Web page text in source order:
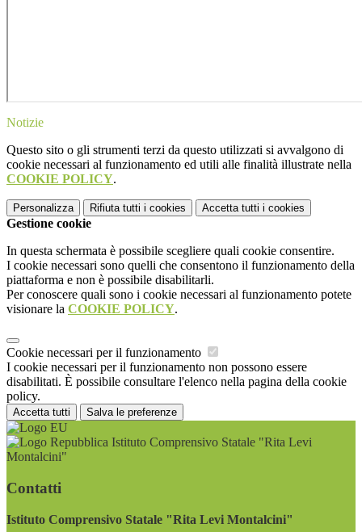
Notizie
Questo sito o gli strumenti terzi da questo utilizzati si avvalgono di
cookie necessari al funzionamento ed utili alle finalità illustrate nella
COOKIE POLICY.
Personalizza Rifiuta tutti i cookies Accetta tutti i cookies
Gestione cookie
In questa schermata è possibile scegliere quali cookie consentire.
I cookie necessari sono quelli che consentono il funzionamento della
piattaforma e non è possibile disabilitarli.
Per conoscere quali sono i cookie necessari al funzionamento potete
visionare la COOKIE POLICY.
Cookie necessari per il funzionamento
I cookie necessari per il funzionamento non possono essere
disabilitati. È possibile consultare l'elenco nella pagina della cookie
policy.
Accetta tutti Salva le preferenze
Istituto Comprensivo Statale "Rita Levi
Montalcini"
Contatti
Istituto Comprensivo Statale "Rita Levi Montalcini"